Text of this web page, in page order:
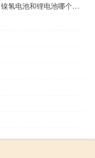
镍氢电池和锂电池哪个好_百度经验（镍氢电池和锂电池哪个好）